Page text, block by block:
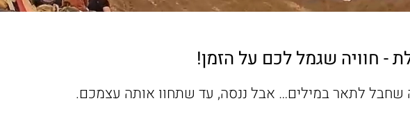
- חוויה שגמל לכם על הזמן!
שחבל לתאר במילים… אבל ננסה, עד שתחוו אותה עצמכם.